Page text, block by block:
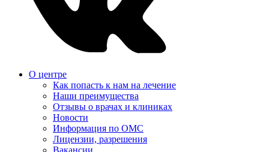
О центре
Как попасть к нам на лечение
Наши преимущества
Отзывы о врачах и клиниках
Новости
Информация по ОМС
Лицензии, разрешения
Вакансии